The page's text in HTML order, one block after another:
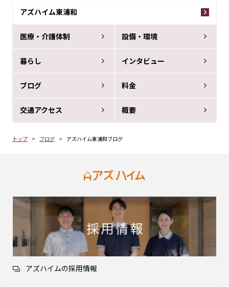
アズハイム東浦和
医療・介護体制 設備・環境
暮らし インタビュー
ブログ 料金
交通アクセス 概要
トップ ブログ アズハイム東浦和ブログ
アズハイムの採用情報